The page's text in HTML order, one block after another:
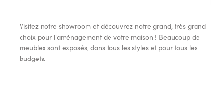
Visitez notre showroom et découvrez notre grand, très grand
choix pour l'aménagement de votre maison ! Beaucoup de
meubles sont exposés, dans tous les styles et pour tous les
budgets.